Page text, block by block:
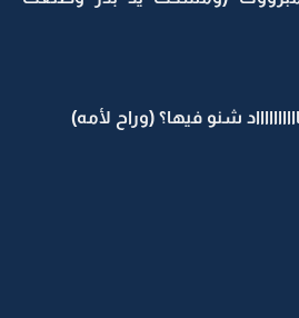
شنو فيها؟ (وراح لأمه)